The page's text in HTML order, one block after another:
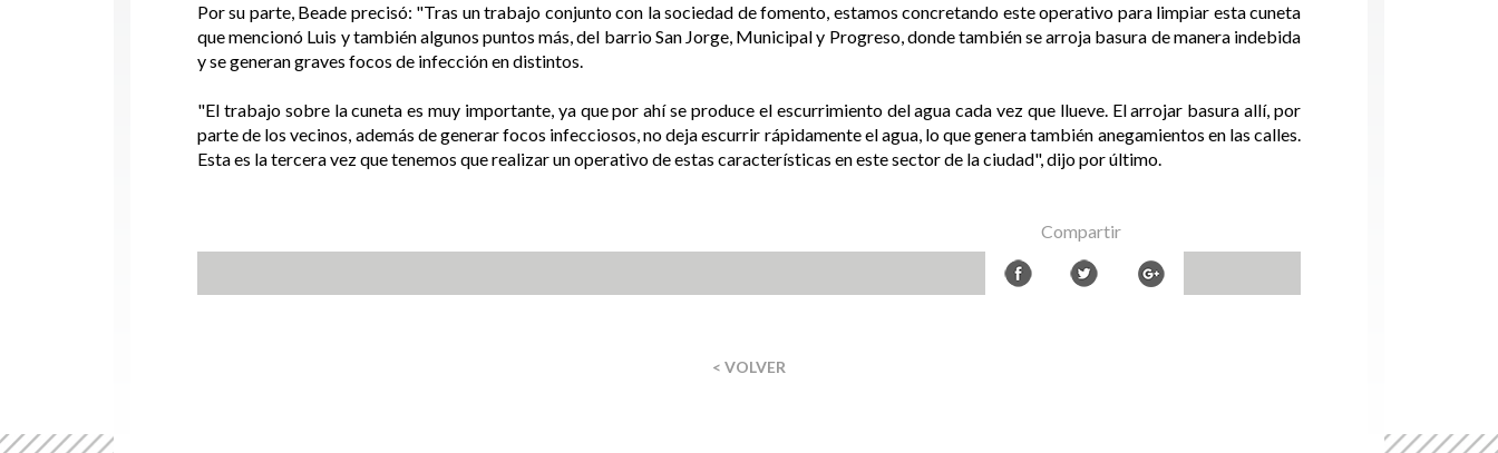
Por su parte, Beade precisó: "Tras un trabajo conjunto con la sociedad de fomento, estamos concretando este operativo para limpiar esta cuneta
que mencionó Luis y también algunos puntos más, del barrio San Jorge, Municipal y Progreso, donde también se arroja basura de manera indebida
y se generan graves focos de infección en distintos.
"El trabajo sobre la cuneta es muy importante, ya que por ahí se produce el escurrimiento del agua cada vez que llueve. El arrojar basura allí, por
parte de los vecinos, además de generar focos infecciosos, no deja escurrir rápidamente el agua, lo que genera también anegamientos en las calles.
Esta es la tercera vez que tenemos que realizar un operativo de estas características en este sector de la ciudad", dijo por último.
Compartir
< VOLVER